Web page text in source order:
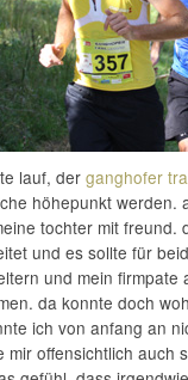
lauf, der ganghofer
höhepunkt werden.
tochter mit freund.
und es sollte für
und mein
da konnte doch
ich von anfang an
mir offensichtlich auch